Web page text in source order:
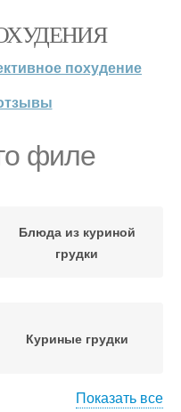
похудение
филе
Блюда из куриной
грудки
Куриные грудки
Показать все